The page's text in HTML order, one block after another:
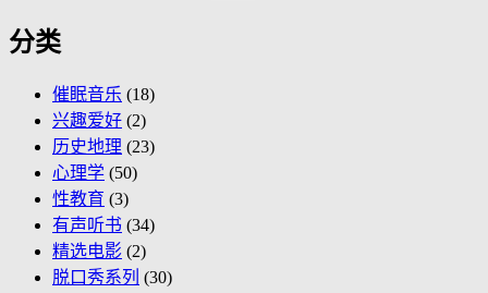
分类
催眠音乐 (18)
兴趣爱好 (2)
历史地理 (23)
心理学 (50)
性教育 (3)
有声听书 (34)
精选电影 (2)
脱口秀系列 (30)